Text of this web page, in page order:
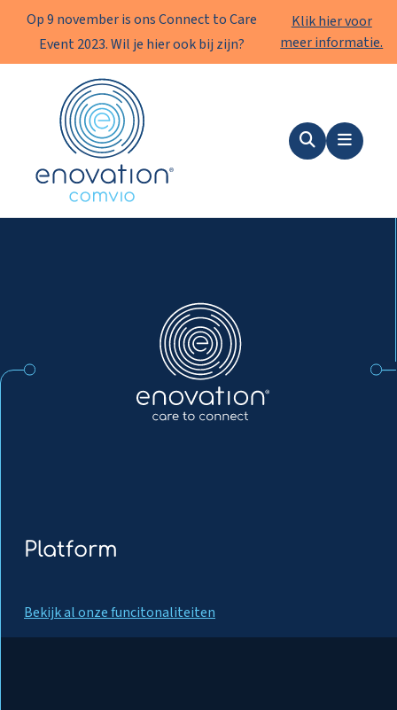
Op 9 november is ons Connect to Care
Event 2023. Wil je hier ook bij zijn?
Klik hier voor
meer informatie.
Enovation
ZoekenMenu
Platform
Bekijk al onze funcitonaliteiten